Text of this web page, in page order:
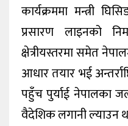
कार्यक्रममा मन्त्री
प्रसारण लाइनको
क्षेत्रीयस्तरमा समेत
आधार तयार भई
पहुँच पुर्याई नेपालका
वैदेशिक लगानी ल्याउन